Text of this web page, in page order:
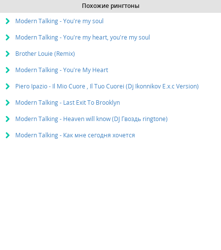
Похожие рингтоны
Modern Talking - You're my soul
Modern Talking - You're my heart, you're my soul
Brother Louie (Remix)
Modern Talking - You're My Heart
Piero Ipazio - Il Mio Cuore , Il Tuo Cuorei (Dj Ikonnikov E.x.c Version)
Modern Talking - Last Exit To Brooklyn
Modern Talking - Heaven will know (DJ Гвоздь ringtone)
Modern Talking - Как мне сегодня хочется